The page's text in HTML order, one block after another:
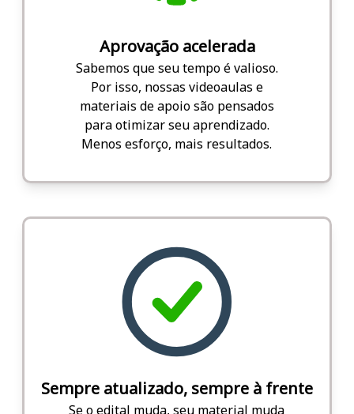
Aprovação acelerada
Sabemos que seu tempo é valioso.
Por isso, nossas videoaulas e
materiais de apoio são pensados
para otimizar seu aprendizado.
Menos esforço, mais resultados.
Sempre atualizado, sempre à frente
Se o edital muda, seu material muda